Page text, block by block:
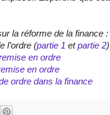
la réforme de la finance :
l’ordre (partie 1 etpartie 2)
en ordre
en ordre
ordre dans la finance